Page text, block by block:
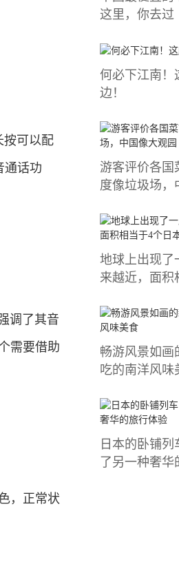
按可以配
通话功
调了其音
需要借助
，正常状
这里，你去过
何必下江南！
边！
游客评价各
度像垃圾场，
地球上出现了
来越近，面积
畅游风景如
吃的南洋风味
日本的卧铺
了另一种奢华